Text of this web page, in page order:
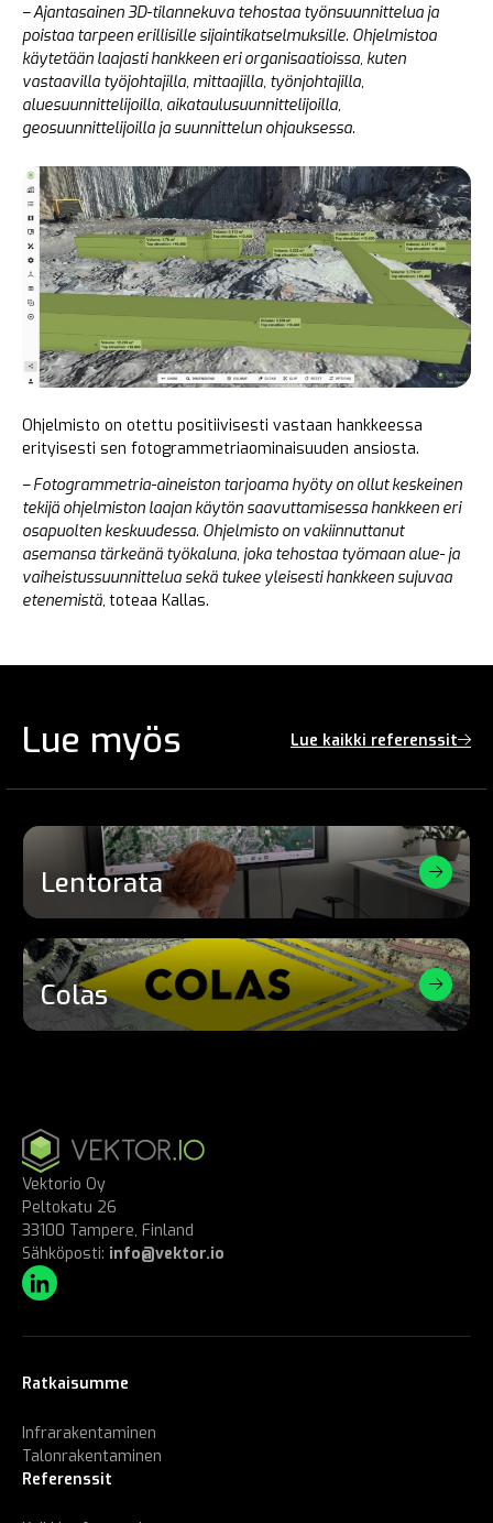
– Ajantasainen 3D-tilannekuva tehostaa työnsuunnittelua ja
poistaa tarpeen erillisille sijaintikatselmuksille. Ohjelmistoa
käytetään laajasti hankkeen eri organisaatioissa, kuten
vastaavilla työjohtajilla, mittaajilla, työnjohtajilla,
aluesuunnittelijoilla, aikataulusuunnittelijoilla,
geosuunnittelijoilla ja suunnittelun ohjauksessa.
Ohjelmisto on otettu positiivisesti vastaan hankkeessa
erityisesti sen fotogrammetriaominaisuuden ansiosta.
– Fotogrammetria-aineiston tarjoama hyöty on ollut keskeinen
tekijä ohjelmiston laajan käytön saavuttamisessa hankkeen eri
osapuolten keskuudessa. Ohjelmisto on vakiinnuttanut
asemansa tärkeänä työkaluna, joka tehostaa työmaan alue- ja
vaiheistussuunnittelua sekä tukee yleisesti hankkeen sujuvaa
etenemistä, toteaa Kallas.
Lue myös Lue kaikki referenssit
Lentorata
Colas
Vektorio Oy
Peltokatu 26
33100 Tampere, Finland
Sähköposti: info@vektor.io
Ratkaisumme
Infrarakentaminen
Talonrakentaminen
Referenssit